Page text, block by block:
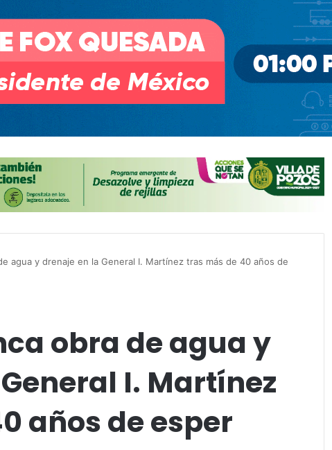
agua y drenaje en la General I. Martínez tras más de 40 años de
obra de agua y
I. Martínez
años de esper